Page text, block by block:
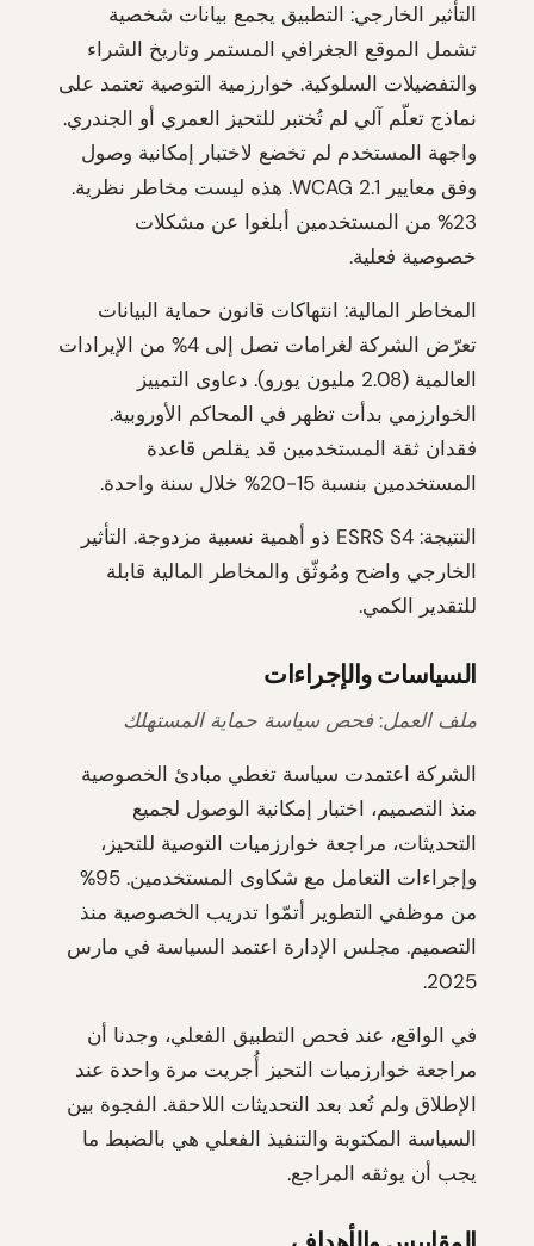
التأثير الخارجي: التطبيق يجمع بيانات شخصية
تشمل الموقع الجغرافي المستمر وتاريخ الشراء
والتفضيلات السلوكية. خوارزمية التوصية تعتمد على
نماذج تعلّم آلي لم تُختبر للتحيز العمري أو الجندري.
واجهة المستخدم لم تخضع لاختبار إمكانية وصول
وفق معايير WCAG 2.1. هذه ليست مخاطر نظرية.
23% من المستخدمين أبلغوا عن مشكلات
خصوصية فعلية.
المخاطر المالية: انتهاكات قانون حماية البيانات
تعرّض الشركة لغرامات تصل إلى 4% من الإيرادات
العالمية (2.08 مليون يورو). دعاوى التمييز
الخوارزمي بدأت تظهر في المحاكم الأوروبية.
فقدان ثقة المستخدمين قد يقلص قاعدة
المستخدمين بنسبة 15-20% خلال سنة واحدة.
النتيجة: ESRS S4 ذو أهمية نسبية مزدوجة. التأثير
الخارجي واضح ومُوثّق والمخاطر المالية قابلة
للتقدير الكمي.
السياسات والإجراءات
ملف العمل: فحص سياسة حماية المستهلك
الشركة اعتمدت سياسة تغطي مبادئ الخصوصية
منذ التصميم، اختبار إمكانية الوصول لجميع
التحديثات، مراجعة خوارزميات التوصية للتحيز،
وإجراءات التعامل مع شكاوى المستخدمين. 95%
من موظفي التطوير أتمّوا تدريب الخصوصية منذ
التصميم. مجلس الإدارة اعتمد السياسة في مارس
2025.
في الواقع، عند فحص التطبيق الفعلي، وجدنا أن
مراجعة خوارزميات التحيز أُجريت مرة واحدة عند
الإطلاق ولم تُعد بعد التحديثات اللاحقة. الفجوة بين
السياسة المكتوبة والتنفيذ الفعلي هي بالضبط ما
يجب أن يوثقه المراجع.